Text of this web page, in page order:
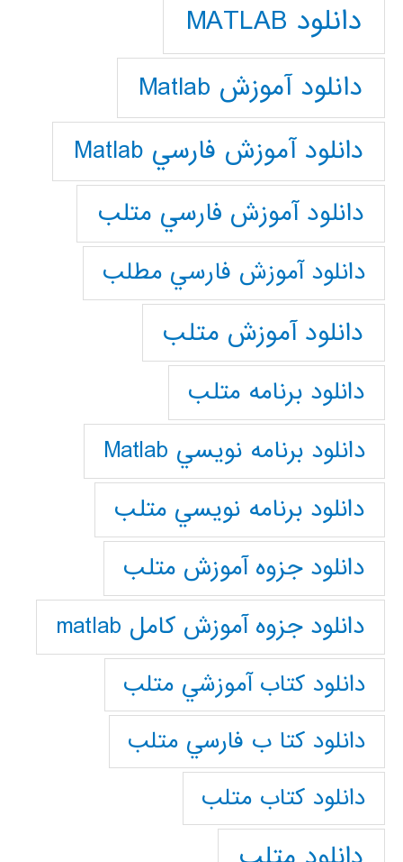
دانلود MATLAB
دانلود آموزش Matlab
دانلود آموزش فارسي Matlab
دانلود آموزش فارسي متلب
دانلود آموزش فارسي مطلب
دانلود آموزش متلب
دانلود برنامه متلب
دانلود برنامه نويسي Matlab
دانلود برنامه نويسي متلب
دانلود جزوه آموزش متلب
دانلود جزوه آموزش کامل matlab
دانلود كتاب آموزشي متلب
دانلود كتا ب فارسي متلب
دانلود كتاب متلب